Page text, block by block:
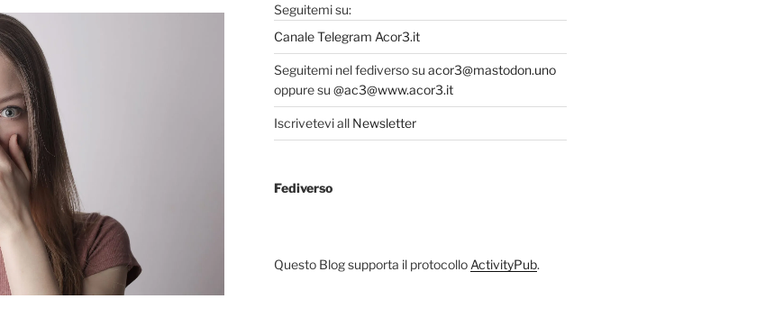
Seguitemi su:
Canale Telegram Acor3.it
Seguitemi nel fediverso su acor3@mastodon.uno
oppure su @ac3@www.acor3.it
Iscrivetevi all Newsletter
Fediverso
Questo Blog supporta il protocollo ActivityPub.